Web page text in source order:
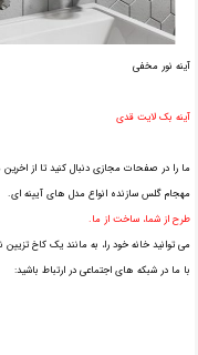
آینه نور مخفی
آینه بک لایت قدی
ما را در صفحات مجازی دنبال کنید تا از
مهجام گلس سازنده انواع مدل های آیینه ای.
طرح از شما، ساخت از ما.
می توانید خانه خود را، به مانند یک کاخ تزیین
با ما در شبکه های اجتماعی در ارتباط باشید: